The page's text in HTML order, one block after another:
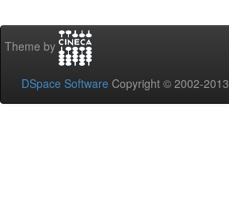
Theme by
DSpace Software Copyright © 2002-2013